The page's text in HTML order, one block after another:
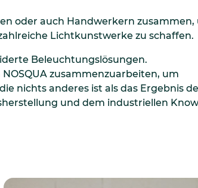
oder auch Handwerkern zusammen,
Lichtkunstwerke zu schaffen.
Beleuchtungslösungen.
zusammenzuarbeiten, um
nichts anderes ist als das Ergebnis
und dem industriellen